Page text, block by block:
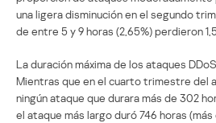
una ligera disminución en el segundo
de entre 5 y 9 horas (2,65%) perdieron
La duración máxima de los ataques
Mientras que en el cuarto trimestre del
ningún ataque que durara más de 302
el ataque más largo duró 746 horas (más